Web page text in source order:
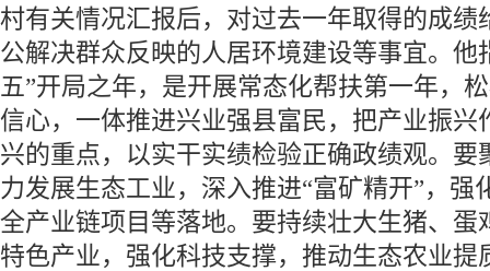
村有关情况汇报后，对过去一年取得的成绩
公解决群众反映的人居环境建设等事宜。他
五”开局之年，是开展常态化帮扶第一年，
信心，一体推进兴业强县富民，把产业振兴
兴的重点，以实干实绩检验正确政绩观。要
力发展生态工业，深入推进“富矿精开”，强
全产业链项目等落地。要持续壮大生猪、蛋
特色产业，强化科技支撑，推动生态农业提